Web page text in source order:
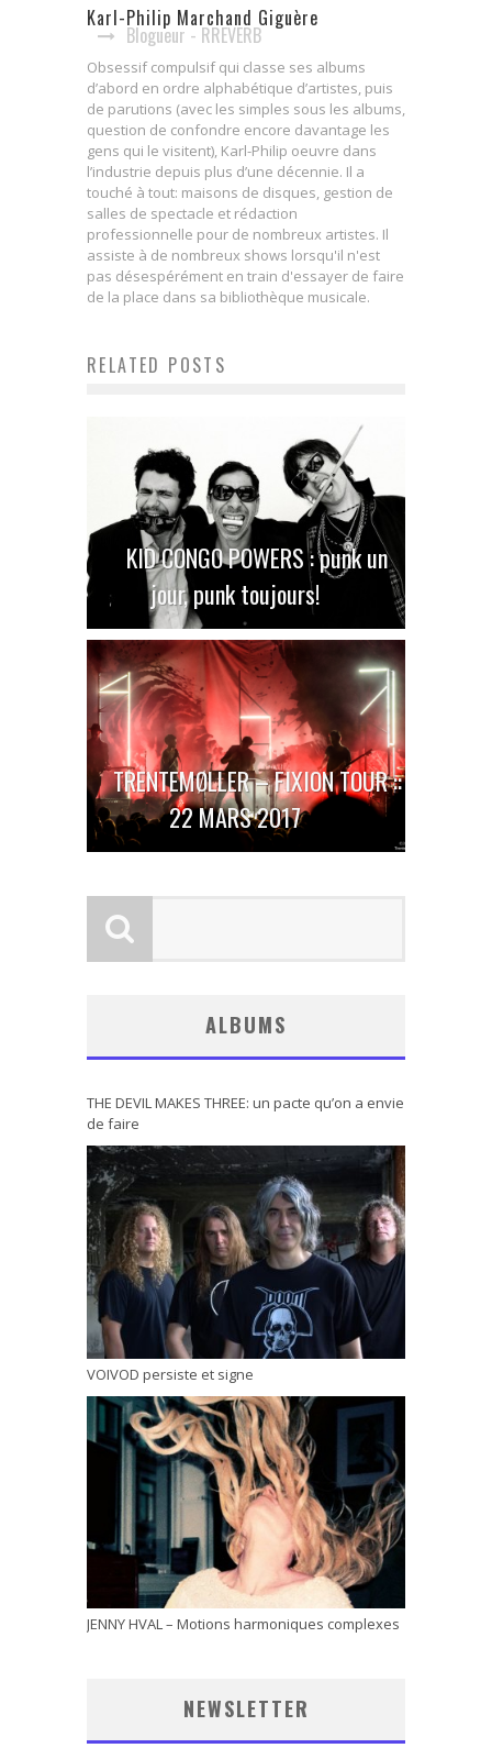
Karl-Philip Marchand Giguère
Blogueur - RREVERB
Obsessif compulsif qui classe ses albums
d’abord en ordre alphabétique d’artistes, puis
de parutions (avec les simples sous les albums,
question de confondre encore davantage les
gens qui le visitent), Karl-Philip oeuvre dans
l’industrie depuis plus d’une décennie. Il a
touché à tout: maisons de disques, gestion de
salles de spectacle et rédaction
professionnelle pour de nombreux artistes. Il
assiste à de nombreux shows lorsqu'il n'est
pas désespérément en train d'essayer de faire
de la place dans sa bibliothèque musicale.
RELATED POSTS
KID CONGO POWERS : punk un
jour, punk toujours!
TRENTEMØLLER – FIXION TOUR ::
22 MARS 2017
ALBUMS
THE DEVIL MAKES THREE: un pacte qu’on a envie
de faire
VOIVOD persiste et signe
JENNY HVAL – Motions harmoniques complexes
NEWSLETTER